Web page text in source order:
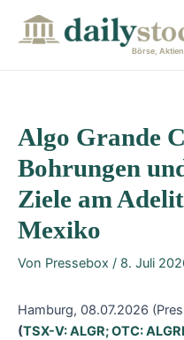
Börse,
Algo Grande
Bohrungen
Ziele am
Mexiko
Von Pressebox / 8. Juli
Hamburg, 08.07.2026
(TSX-V: ALGR; OTC: